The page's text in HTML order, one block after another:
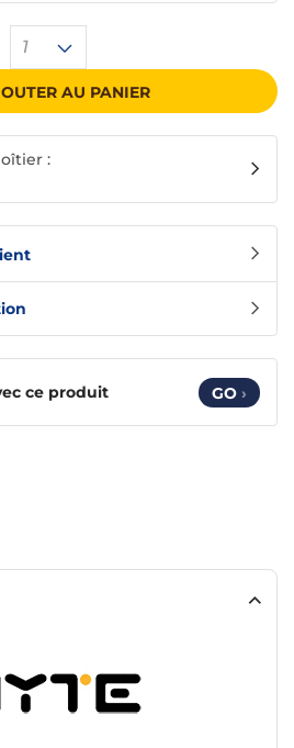
1
AU PANIER
:
ce produit GO ›